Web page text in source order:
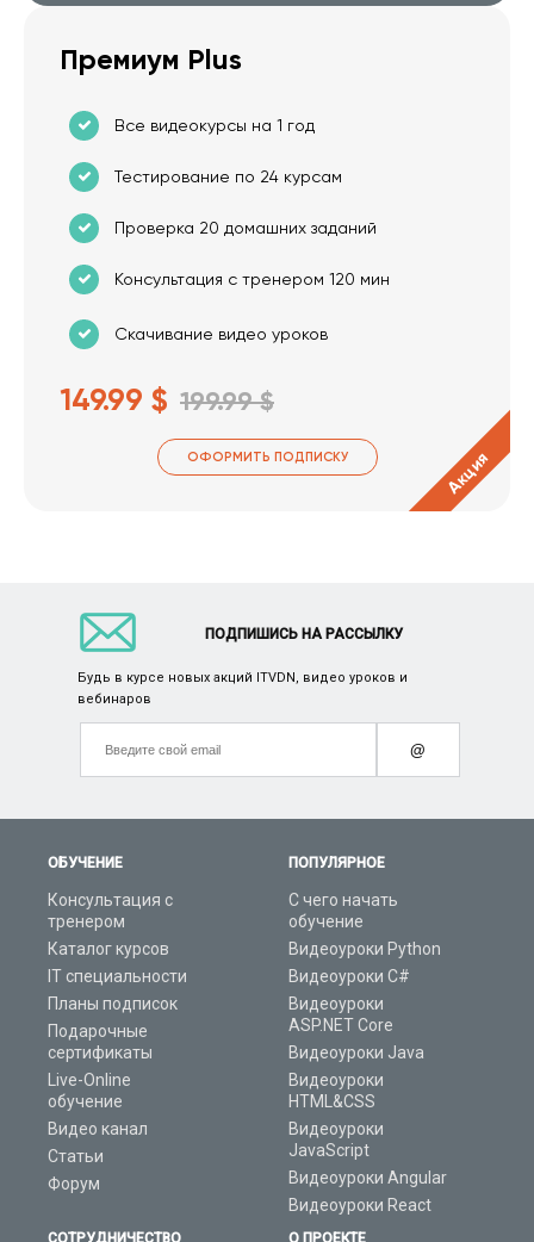
Премиум Plus
Все видеокурсы на 1 год
Тестирование по 24 курсам
Проверка 20 домашних заданий
Консультация с тренером 120 мин
Скачивание видео уроков
149.99 $ 199.99 $
ОФОРМИТЬ ПОДПИСКУ Акция
ОБУЧЕНИЕ
Консультация с
тренером
Каталог курсов
IT специальности
Планы подписок
Подарочные
сертификаты
Live-Online
обучение
Видео канал
Статьи
Форум
ПОПУЛЯРНОЕ
С чего начать
обучение
Видеоуроки Python
Видеоуроки C#
Видеоуроки
ASP.NET Core
Видеоуроки Java
Видеоуроки
HTML&CSS
Видеоуроки
JavaScript
Видеоуроки Angular
Видеоуроки React
ПОДПИШИСЬ НА РАССЫЛКУ
Будь в курсе новых акций ITVDN, видео уроков и
вебинаров
@